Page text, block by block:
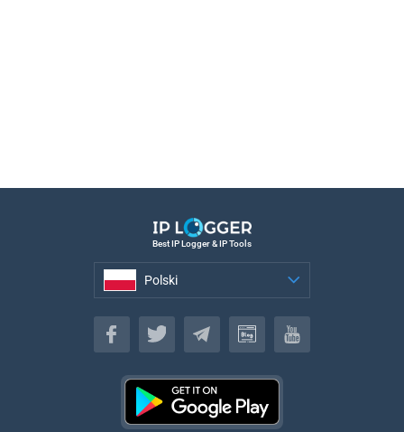
Best IP Logger & IP Tools
Polski
Polski